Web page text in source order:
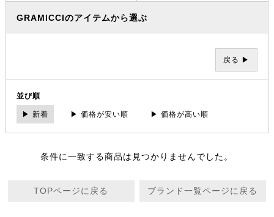
GRAMICCIのアイテムから選ぶ
戻る ▶
並び順
▶ 新着 ▶ 価格が安い順 ▶ 価格が高い順
条件に一致する商品は見つかりませんでした。
TOPページに戻る ブランド一覧ページに戻る